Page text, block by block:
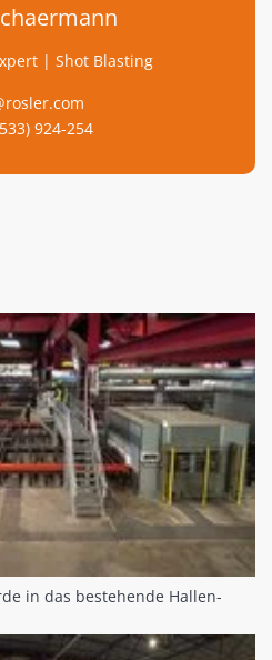
| Shot Blasting
924-254
in das bestehende Hallen-